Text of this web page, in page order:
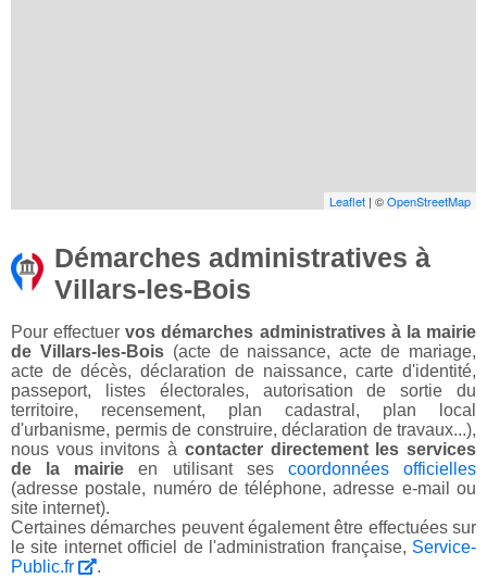
Leaflet | ©OpenStreetMap
Démarches administratives à
Villars-les-Bois
Pour effectuervos démarches administratives à la mairie
de Villars-les-Bois(acte de naissance, acte de mariage,
acte de décès, déclaration de naissance, carte d'identité,
passeport, listes électorales, autorisation de sortie du
territoire, recensement, plan cadastral, plan local
d'urbanisme, permis de construire, déclaration de travaux...),
nous vous invitons à contacter directement les services
de la mairie en utilisant ses coordonnées officielles
(adresse postale, numéro de téléphone, adresse e-mail ou
site internet).
Certaines démarches peuvent également être effectuées sur
le site internet officiel de l'administration française, Service-
Public.fr
.